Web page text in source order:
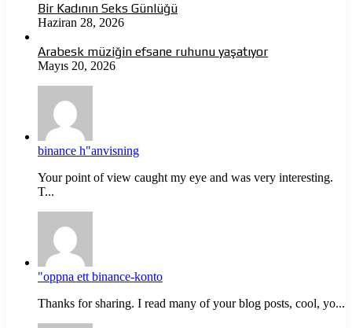
Bir Kadının Seks Günlüğü
Haziran 28, 2026
Arabesk müziğin efsane ruhunu yaşatıyor
Mayıs 20, 2026
binance h"anvisning
Your point of view caught my eye and was very interesting.
T...
"oppna ett binance-konto
Thanks for sharing. I read many of your blog posts, cool, yo...